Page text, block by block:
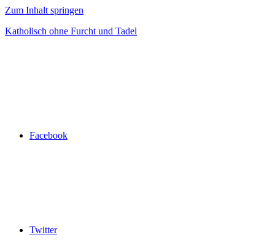
Zum Inhalt springen
Katholisch ohne Furcht und Tadel
Facebook
Twitter